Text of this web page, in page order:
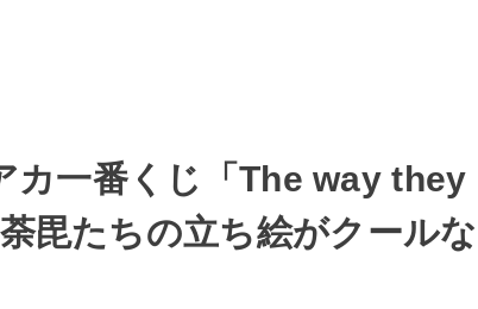
カ一番くじ「The way they
毘たちの立ち絵がクールな